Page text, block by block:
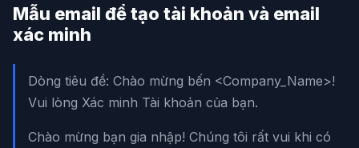
Mẫu email để tạo tài khoản và email
xác minh
Dòng tiêu đề: Chào mừng bến <Company_Name>!
Vui lòng Xác minh Tài khoản của bạn.
Chào mừng bạn gia nhập! Chúng tôi rất vui khi có